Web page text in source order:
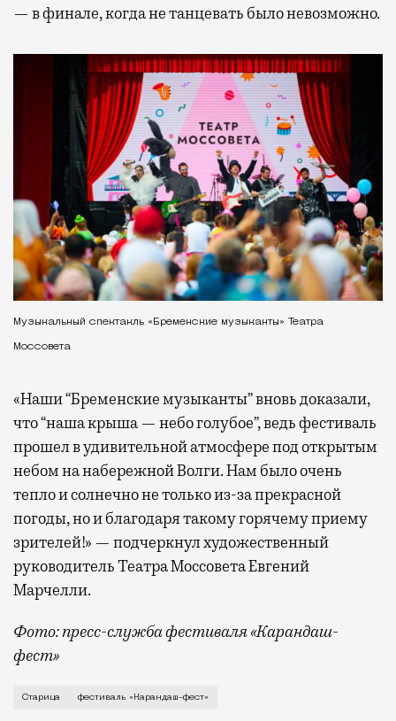
— в финале, когда не танцевать было невозможно.
Музыкальный спектакль «Бременские музыканты» Театра
Моссовета
«Наши “Бременские музыканты” вновь доказали,
что “наша крыша — небо голубое”, ведь фестиваль
прошел в удивительной атмосфере под открытым
небом на набережной Волги. Нам было очень
тепло и солнечно не только из-за прекрасной
погоды, но и благодаря такому горячему приему
зрителей!» — подчеркнул художественный
руководитель Театра Моссовета Евгений
Марчелли.
Фото: пресс-служба фестиваля «Карандаш-
фест»
В минувший уикенд маленькая Старица в
Старица фестиваль «Карандаш-фест»